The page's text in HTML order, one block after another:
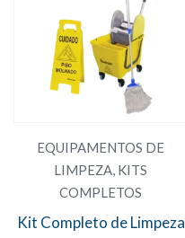
EQUIPAMENTOS DE
LIMPEZA, KITS
COMPLETOS
Kit Completo de Limpeza